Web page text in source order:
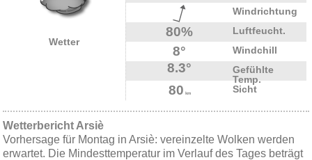
Wetter
Windrichtung
80% Luftfeucht.
8° Windchill
8.3°
Gefühlte
Temp.
80 km Sicht
Wetterbericht Arsiè
Vorhersage für Montag in Arsiè: vereinzelte Wolken werden
erwartet. Die Mindesttemperatur im Verlauf des Tages beträgt